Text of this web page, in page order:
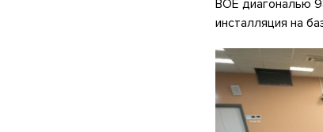
BOE диагональю
инсталляция на